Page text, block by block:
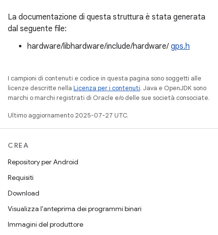
La documentazione di questa struttura è stata generata
dal seguente file:
hardware/libhardware/include/hardware/ gps.h
I campioni di contenuti e codice in questa pagina sono soggetti alle
licenze descritte nella Licenza per i contenuti. Java e OpenJDK sono
marchi o marchi registrati di Oracle e/o delle sue società consociate.
Ultimo aggiornamento 2025-07-27 UTC.
CREA
Repository per Android
Requisiti
Download
Visualizza l'anteprima dei programmi binari
Immagini del produttore